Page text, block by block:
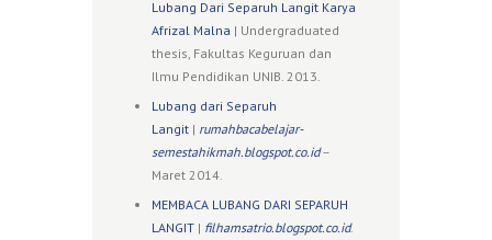
Lubang Dari Separuh Langit Karya
Afrizal Malna | Undergraduated
thesis, Fakultas Keguruan dan
Ilmu Pendidikan UNIB. 2013.
Lubang dari Separuh
Langit | rumahbacabelajar-
semestahikmah.blogspot.co.id–
Maret 2014.
MEMBACA LUBANG DARI SEPARUH
LANGIT | filhamsatrio.blogspot.co.id.